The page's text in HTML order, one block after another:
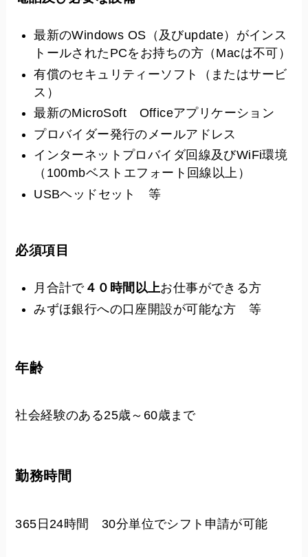
最新のWindows OS（及びupdate）がインス
トールされたPCをお持ちの方（Macは不可）
有償のセキュリティーソフト（またはサービ
ス）
最新のMicroSoft Officeアプリケーション
プロバイダー発行のメールアドレス
インターネットプロバイダ回線及びWiFi環境
（100mbベストエフォート回線以上）
USBヘッドセット 等
必須項目
月合計で４０時間以上お仕事ができる方
みずほ銀行への口座開設が可能な方 等
年齢
社会経験のある25歳～60歳まで
勤務時間
365日24時間 30分単位でシフト申請が可能